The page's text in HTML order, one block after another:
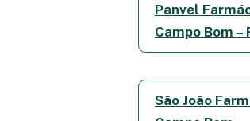
Panvel
Campo Bom –
São João